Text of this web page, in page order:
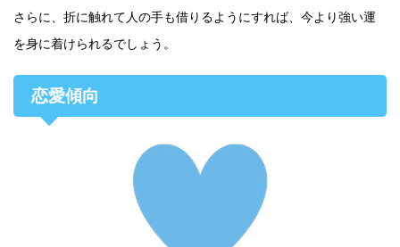
さらに、折に触れて人の手も借りるようにすれば、今より強い運
を身に着けられるでしょう。
恋愛傾向